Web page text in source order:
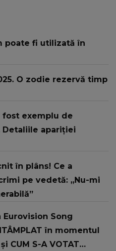
poate fi utilizată în
O zodie rezervă timp
fost exemplu de
Detaliile apariției
în plâns! Ce a
pe vedetă: „Nu-mi
Eurovision Song
în momentul
CUM S-A VOTAT